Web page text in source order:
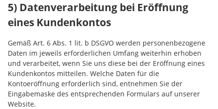
5) Datenverarbeitung bei Eröffnung
eines Kundenkontos
Gemäß Art. 6 Abs. 1 lit. b DSGVO werden personenbezogene
Daten im jeweils erforderlichen Umfang weiterhin erhoben
und verarbeitet, wenn Sie uns diese bei der Eröffnung eines
Kundenkontos mitteilen. Welche Daten für die
Kontoeröffnung erforderlich sind, entnehmen Sie der
Eingabemaske des entsprechenden Formulars auf unserer
Website.